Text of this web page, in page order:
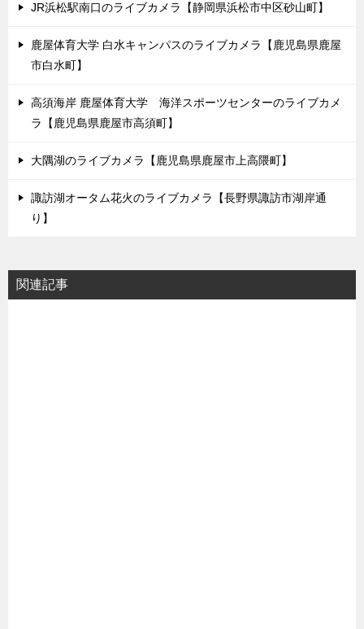
JR浜松駅南口のライブカメラ【静岡県浜松市中区砂山町】
鹿屋体育大学 白水キャンパスのライブカメラ【鹿児島県鹿屋
市白水町】
高須海岸 鹿屋体育大学 海洋スポーツセンターのライブカメ
ラ【鹿児島県鹿屋市高須町】
大隅湖のライブカメラ【鹿児島県鹿屋市上高隈町】
諏訪湖オータム花火のライブカメラ【長野県諏訪市湖岸通
り】
関連記事